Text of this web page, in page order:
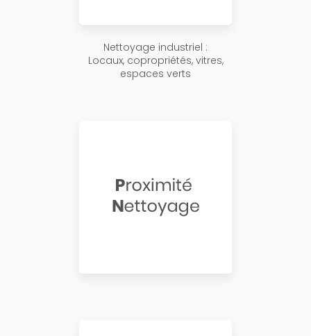
Nettoyage industriel :
Locaux, copropriétés, vitres,
espaces verts